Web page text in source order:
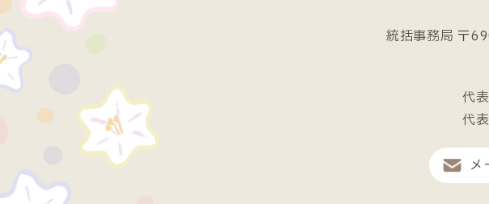
統括事務局 〒
代
代
メ